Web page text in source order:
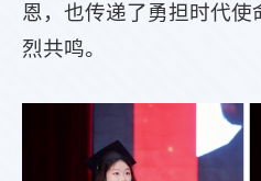
恩，也传递了勇担时代使
烈共鸣。